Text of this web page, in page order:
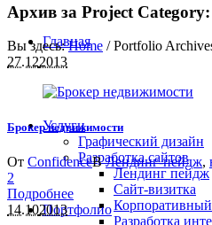
Главная
Услуги
Графический дизайн
Разработка сайтов
Лендинг пейдж
Сайт-визитка
Разработка
Портфолио
Архив за Project Category
Вы здесь:Home /Portfolio
27.122013
Брокер недвижимости
От ConfidenceВЛендинг-пейдж,
2
Подробнее
14.102013